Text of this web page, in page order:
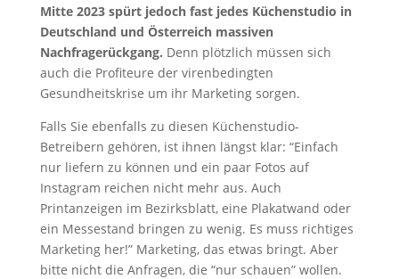
Mitte 2023 spürt jedoch fast jedes Küchenstudio in
Deutschland und Österreich massiven
Nachfragerückgang. Denn plötzlich müssen sich
auch die Profiteure der virenbedingten
Gesundheitskrise um ihr Marketing sorgen.
Falls Sie ebenfalls zu diesen Küchenstudio-
Betreibern gehören, ist ihnen längst klar: “Einfach
nur liefern zu können und ein paar Fotos auf
Instagram reichen nicht mehr aus. Auch
Printanzeigen im Bezirksblatt, eine Plakatwand oder
ein Messestand bringen zu wenig. Es muss richtiges
Marketing her!” Marketing, das etwas bringt. Aber
bitte nicht die Anfragen, die “nur schauen” wollen.